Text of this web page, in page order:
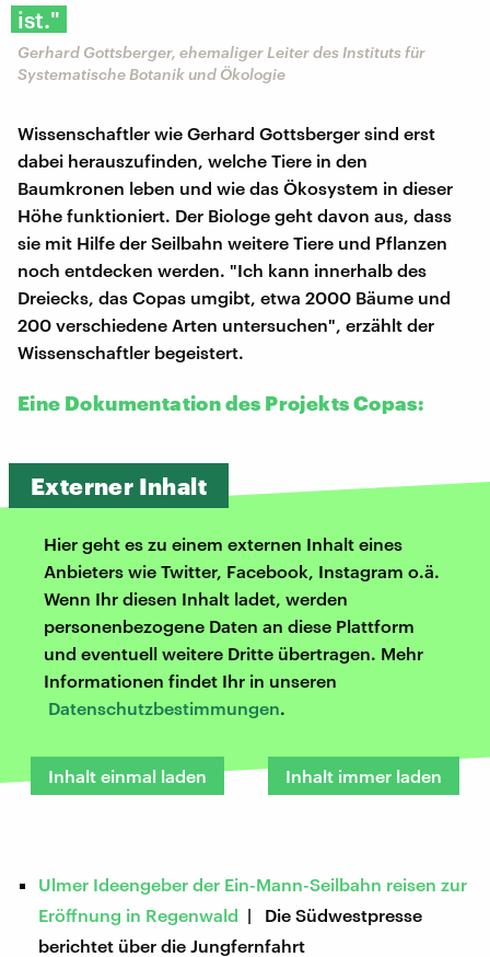
ist."
Gerhard Gottsberger, ehemaliger Leiter des Instituts für
Systematische Botanik und Ökologie
Wissenschaftler wie Gerhard Gottsberger sind erst
dabei herauszufinden, welche Tiere in den
Baumkronen leben und wie das Ökosystem in dieser
Höhe funktioniert. Der Biologe geht davon aus, dass
sie mit Hilfe der Seilbahn weitere Tiere und Pflanzen
noch entdecken werden. "Ich kann innerhalb des
Dreiecks, das Copas umgibt, etwa 2000 Bäume und
200 verschiedene Arten untersuchen", erzählt der
Wissenschaftler begeistert.
Eine Dokumentation des Projekts Copas:
Externer Inhalt
Hier geht es zu einem externen Inhalt eines
Anbieters wie Twitter, Facebook, Instagram o.ä.
Wenn Ihr diesen Inhalt ladet, werden
personenbezogene Daten an diese Plattform
und eventuell weitere Dritte übertragen. Mehr
Informationen findet Ihr in unseren
Datenschutzbestimmungen.
Inhalt einmal laden Inhalt immer laden
Ulmer Ideengeber der Ein-Mann-Seilbahn reisen zur
Eröffnung in Regenwald | Die Südwestpresse
berichtet über die Jungfernfahrt